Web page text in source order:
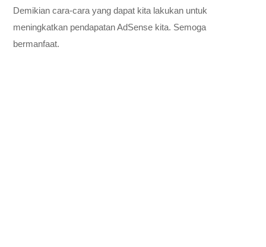
Demikian cara-cara yang dapat kita lakukan untuk
meningkatkan pendapatan AdSense kita. Semoga
bermanfaat.